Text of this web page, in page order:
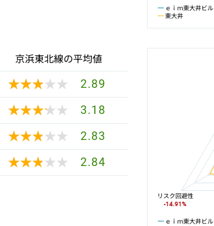
ｅｉｍ東大井ビル
東大井
京浜東北線の平均値
★★★★★
★★★★★ 2.89
★★★★★
★★★★★ 3.18
★★★★★
★★★★★ 2.83
★★★★★
★★★★★ 2.84
ｅｉｍ東大井ビル
リスク回避性
-14.91%